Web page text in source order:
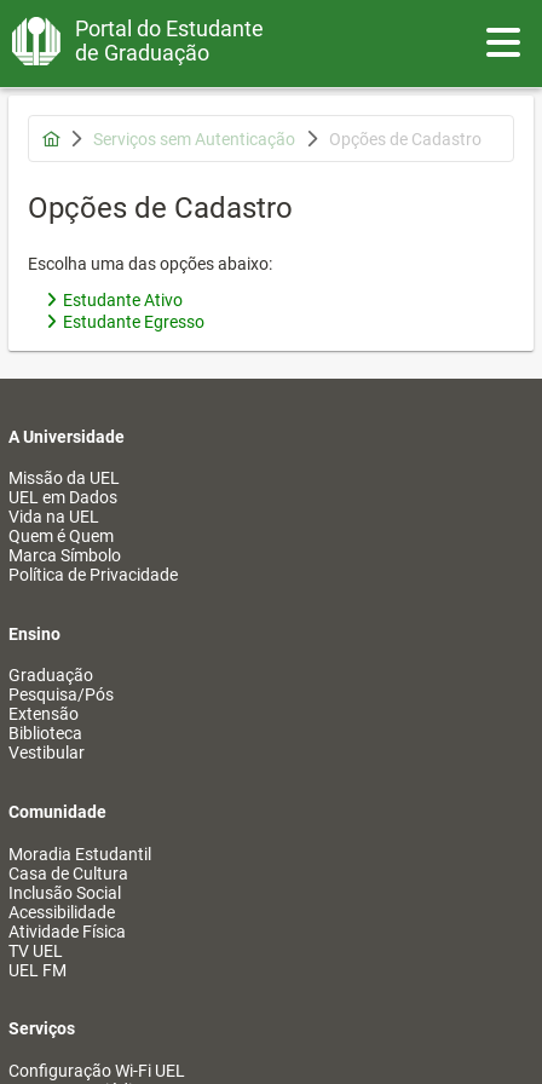
Portal do Estudante
de Graduação
Serviços sem Autenticação Opções de Cadastro
Opções de Cadastro
Escolha uma das opções abaixo:
Estudante Ativo
Estudante Egresso
A Universidade
Missão da UEL
UEL em Dados
Vida na UEL
Quem é Quem
Marca Símbolo
Política de Privacidade
Ensino
Graduação
Pesquisa/Pós
Extensão
Biblioteca
Vestibular
Comunidade
Moradia Estudantil
Casa de Cultura
Inclusão Social
Acessibilidade
Atividade Física
TV UEL
UEL FM
Serviços
Configuração Wi-Fi UEL